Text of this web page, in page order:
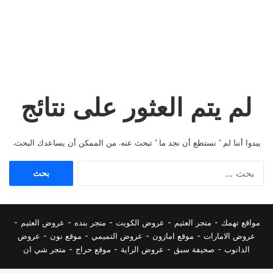
لم يتم العثور على نتائج
يبدوا أننا لم ’ نستطع أن نجد ما ’ تبحث عنه. من الممكن أن يساعدك البحث.
مواقع تهمك - متجر العثيم - عروض الكويت - متجر بنده - عروض العثيم -
عروض الامارات - موقع امازون - عروض التميمي - موقع نون - عروض
الدانوب - صحيفة سبق - عروض الراية - موقع حراج - متجر شي ان